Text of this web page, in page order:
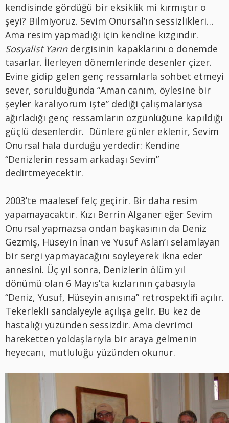
kendisinde gördüğü bir eksiklik mi kırmıştır o
şeyi? Bilmiyoruz. Sevim Onursal’ın sessizlikleri…
Ama resim yapmadığı için kendine kızgındır.
Sosyalist Yarındergisinin kapaklarını o dönemde
tasarlar. İlerleyen dönemlerinde desenler çizer.
Evine gidip gelen genç ressamlarla sohbet etmeyi
sever, sorulduğunda “Aman canım, öylesine bir
şeyler karalıyorum işte” dediği çalışmalarıysa
ağırladığı genç ressamların özgünlüğüne kapıldığı
güçlü desenlerdir. Dünlere günler eklenir, Sevim
Onursal hala durduğu yerdedir: Kendine
“Denizlerin ressam arkadaşı Sevim”
dedirtmeyecektir.
2003’te maalesef felç geçirir. Bir daha resim
yapamayacaktır. Kızı Berrin Alganer eğer Sevim
Onursal yapmazsa ondan başkasının da Deniz
Gezmiş, Hüseyin İnan ve Yusuf Aslan’ı selamlayan
bir sergi yapmayacağını söyleyerek ikna eder
annesini. Üç yıl sonra, Denizlerin ölüm yıl
dönümü olan 6 Mayıs’ta kızlarının çabasıyla
“Deniz, Yusuf, Hüseyin anısına” retrospektifi açılır.
Tekerlekli sandalyeyle açılışa gelir. Bu kez de
hastalığı yüzünden sessizdir. Ama devrimci
hareketten yoldaşlarıyla bir araya gelmenin
heyecanı, mutluluğu yüzünden okunur.